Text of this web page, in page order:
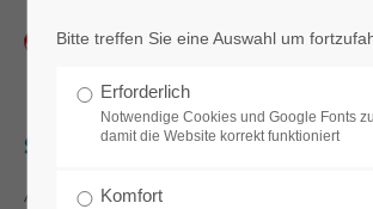
Sonnenenergie
Als Sonnenenergie (oder auch
Bitte treffen Sie eine Auswahl um
Erforderlich
Notwendige Cookies und Google Fonts
damit die Website korrekt funktioniert
Komfort